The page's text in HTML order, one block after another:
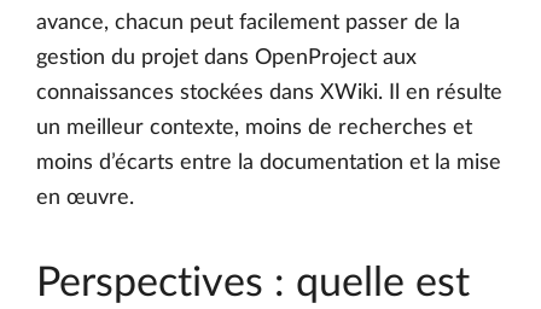
avance, chacun peut facilement passer de la
gestion du projet dans OpenProject aux
connaissances stockées dans XWiki. Il en résulte
un meilleur contexte, moins de recherches et
moins d’écarts entre la documentation et la mise
en œuvre.
Perspectives : quelle est